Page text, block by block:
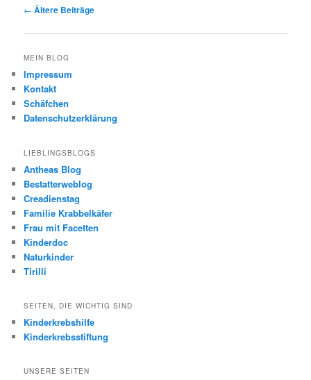
Beitrags-
← Ältere Beiträge
MEIN BLOG
Impressum
Kontakt
Schäfchen
Datenschutzerklärung
LIEBLINGSBLOGS
Antheas Blog
Bestatterweblog
Creadienstag
Familie Krabbelkäfer
Frau mit Facetten
Kinderdoc
Naturkinder
Tirilli
SEITEN, DIE WICHTIG SIND
Kinderkrebshilfe
Kinderkrebsstiftung
UNSERE SEITEN